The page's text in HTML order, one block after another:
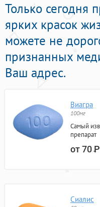
Только сегодня
ярких красок
можете не
признанных
Ваш адрес.
Виагра
100мг
Самый
препарат
от 70Р
Сиалис